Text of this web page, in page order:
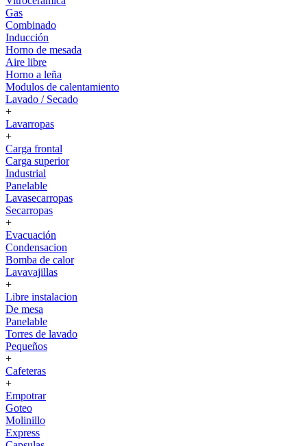
Gas
Combinado
Inducción
Horno de mesada
Aire libre
Horno a leña
Modulos de calentamiento
Lavado / Secado
+
Lavarropas
+
Carga frontal
Carga superior
Industrial
Panelable
Lavasecarropas
Secarropas
+
Evacuación
Condensacion
Bomba de calor
Lavavajillas
+
Libre instalacion
De mesa
Panelable
Torres de lavado
Pequeños
+
Cafeteras
+
Empotrar
Goteo
Molinillo
Express